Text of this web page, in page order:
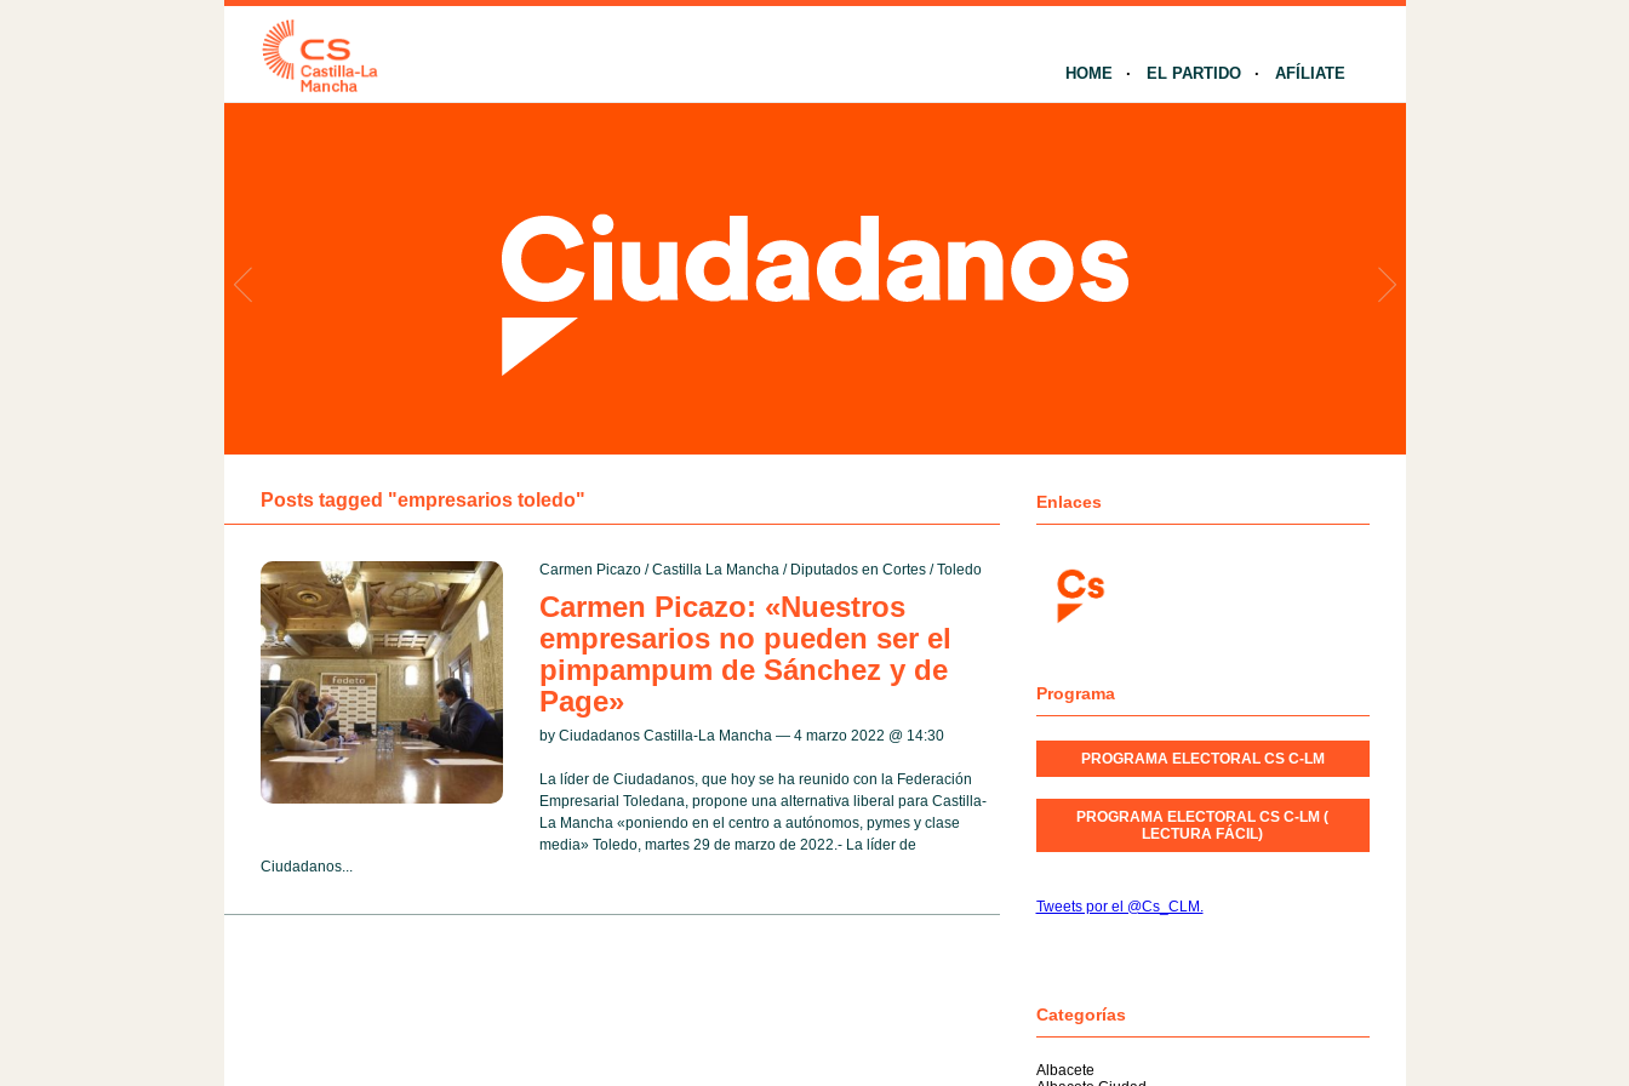
HOME EL PARTIDO AFÍLIATE
Posts tagged "empresarios toledo"
Carmen Picazo/Castilla La Mancha/ Diputados en Cortes/Toledo
Carmen Picazo: «Nuestros
empresarios no pueden ser el
pimpampum de Sánchez y de
Page»
by Ciudadanos Castilla-La Mancha — 4 marzo 2022 @ 14:30
La líder de Ciudadanos, que hoy se ha reunido con la Federación
Empresarial Toledana, propone una alternativa liberal para Castilla-
La Mancha «poniendo en el centro a autónomos, pymes y clase
media» Toledo, martes 29 de marzo de 2022.- La líder de
Ciudadanos...
Enlaces
Programa
PROGRAMA ELECTORAL CS C-LM
PROGRAMA ELECTORAL CS C-LM (
LECTURA FÁCIL)
Tweets por el @Cs_CLM.
Categorías
Albacete